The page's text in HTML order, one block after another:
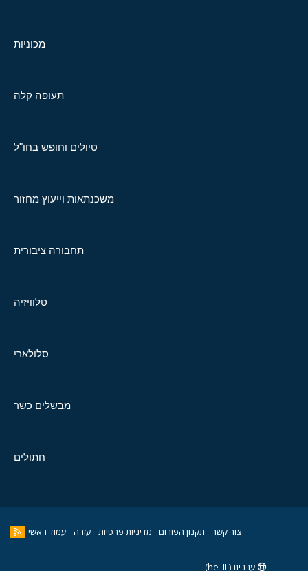
מכוניות
תעופה קלה
טיולים וחופש בחו"ל
משכנתאות וייעוץ מחזור
תחבורה ציבורית
טלוויזיה
סלולארי
מבשלים כשר
חתולים
צור קשר תקנון הפורום מדיניות פרטיות עזרה עמוד ראשי
עברית (he_IL)